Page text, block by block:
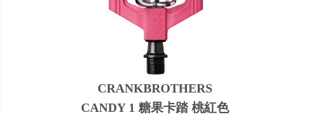
CRANKBROTHERS
CANDY 1 糖果卡踏 桃紅色